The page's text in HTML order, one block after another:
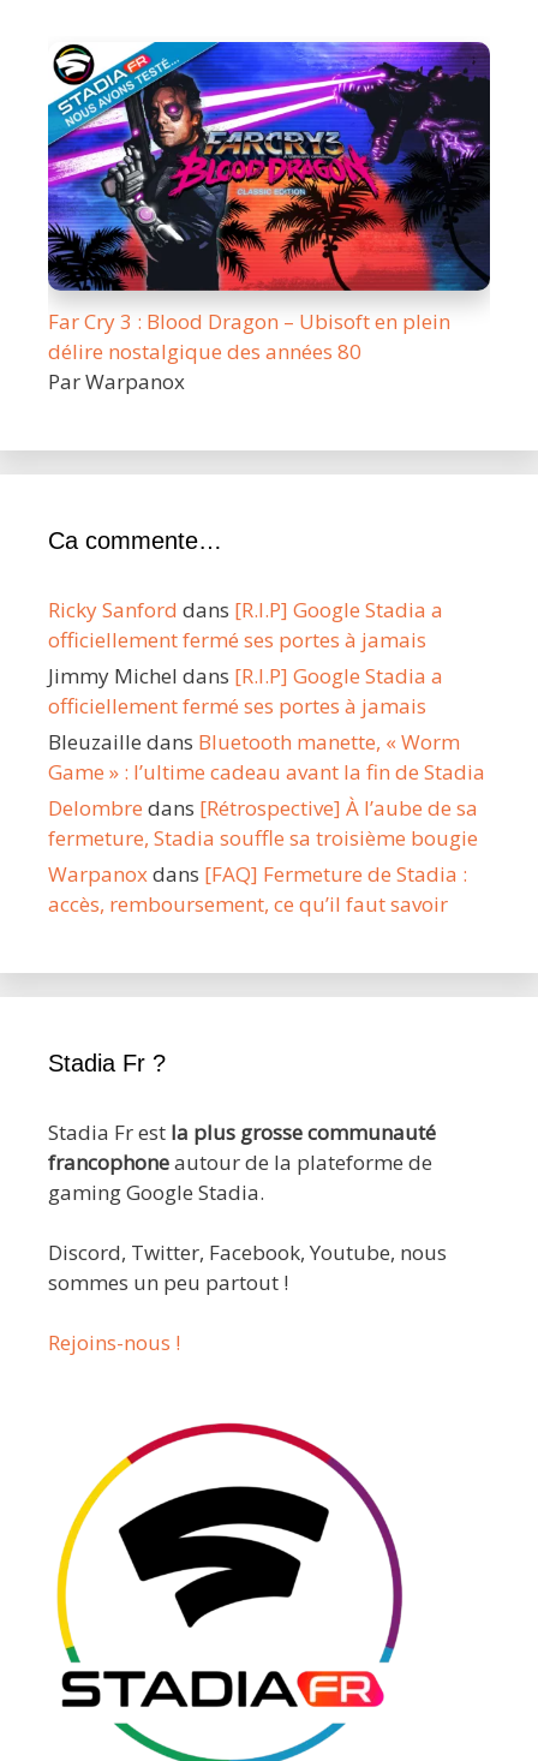
Far Cry 3 : Blood Dragon – Ubisoft en plein
délire nostalgique des années 80
Par Warpanox
Ca commente…
Ricky Sanford dans [R.I.P] Google Stadia a
officiellement fermé ses portes à jamais
Jimmy Michel dans [R.I.P] Google Stadia a
officiellement fermé ses portes à jamais
Bleuzaille dans Bluetooth manette, « Worm
Game » : l’ultime cadeau avant la fin de Stadia
Delombre dans [Rétrospective] À l’aube de sa
fermeture, Stadia souffle sa troisième bougie
Warpanox dans [FAQ] Fermeture de Stadia :
accès, remboursement, ce qu’il faut savoir
Stadia Fr ?
Stadia Fr est la plus grosse communauté
francophoneautour de la plateforme de
gaming Google Stadia.
Discord, Twitter, Facebook, Youtube, nous
sommes un peu partout !
Rejoins-nous !